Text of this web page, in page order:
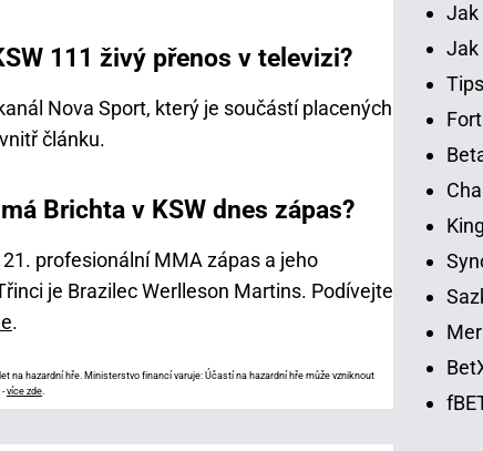
111 živý přenos v televizi?
Nova Sport, který je součástí placených
článku.
Brichta v KSW dnes zápas?
profesionální MMA zápas a jeho
je Brazilec Werlleson Martins. Podívejte
.
na hazardní hře. Ministerstvo financí varuje: Účastí na hazardní hře může vzniknout
-více zde
Jak
Jak